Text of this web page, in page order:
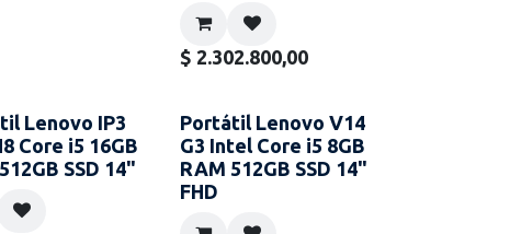
$ 2.302.800,00
Lenovo IP3
Core i5 16GB
SSD 14"
Portátil Lenovo V14
G3 Intel Core i5 8GB
RAM 512GB SSD 14"
FHD